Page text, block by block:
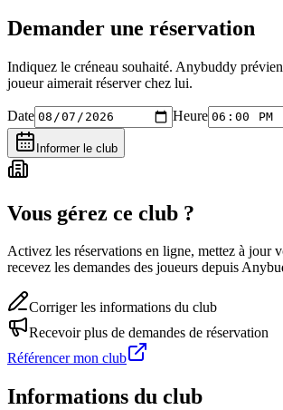
Demander une réservation
Indiquez le créneau souhaité. Anybuddy
joueur aimerait réserver chez lui.
Date Heure
Informer le club
Vous gérez ce club ?
Activez les réservations en ligne, mettez à jour
recevez les demandes des joueurs depuis
Corriger les informations du club
Recevoir plus de demandes de réservation
Référencer mon club
Informations du club